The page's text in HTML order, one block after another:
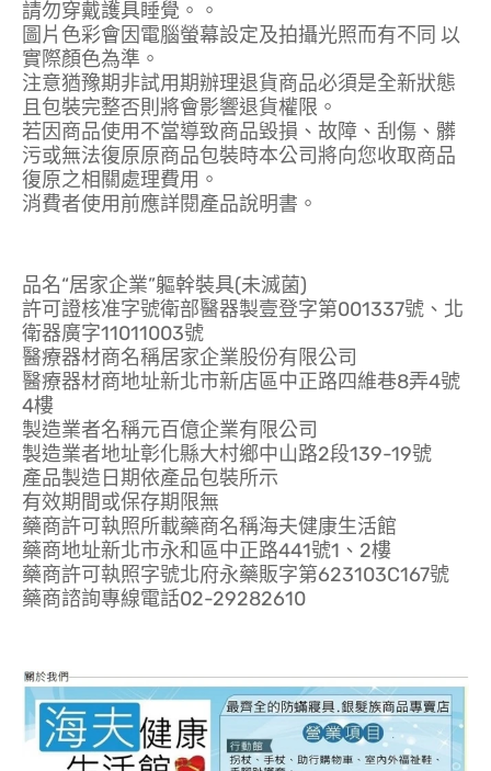
請勿穿戴護具睡覺。。
圖片色彩會因電腦螢幕設定及拍攝光照而有不同 以
實際顏色為準。
注意猶豫期非試用期辦理退貨商品必須是全新狀態
且包裝完整否則將會影響退貨權限。
若因商品使用不當導致商品毀損、故障、刮傷、髒
污或無法復原原商品包裝時本公司將向您收取商品
復原之相關處理費用。
消費者使用前應詳閱產品說明書。
品名“居家企業”軀幹裝具(未滅菌)
許可證核准字號衛部醫器製壹登字第001337號、北
衛器廣字11011003號
醫療器材商名稱居家企業股份有限公司
醫療器材商地址新北市新店區中正路四維巷8弄4號
4樓
製造業者名稱元百億企業有限公司
製造業者地址彰化縣大村鄉中山路2段139-19號
產品製造日期依產品包裝所示
有效期間或保存期限無
藥商許可執照所載藥商名稱海夫健康生活館
藥商地址新北市永和區中正路441號1、2樓
藥商許可執照字號北府永藥販字第623103C167號
藥商諮詢專線電話02-29282610